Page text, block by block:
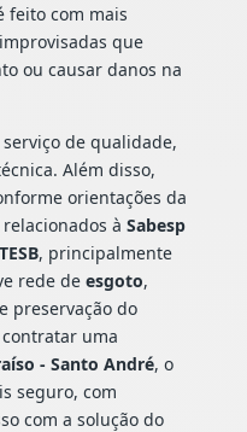
feito com mais
que
ou causar danos na
de qualidade,
Além disso,
orientações da
à Sabesp
, principalmente
rede de esgoto,
preservação do
uma
- Santo André, o
seguro, com
com a solução do